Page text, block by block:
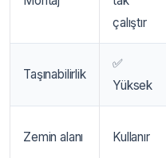
çalıştır
Taşınabilirlik
✅
Yüksek
Zemin alanı Kullanır